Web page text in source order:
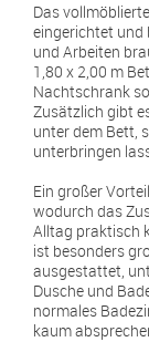
Das
eingerichtet und
und Arbeiten
1,80 x 2,00 m
Nachtschrank
Zusätzlich gibt
unter dem Bett,
unterbringen
Ein großer
wodurch das
Alltag praktisch
ist besonders
ausgestattet,
Dusche und
normales
kaum